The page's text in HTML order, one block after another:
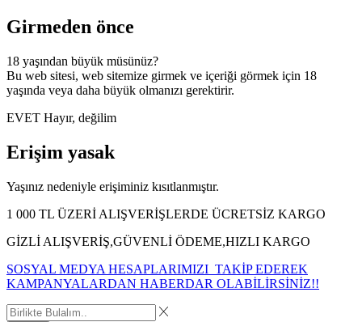
Girmeden önce
18 yaşından büyük müsünüz?
Bu web sitesi, web sitemize girmek ve içeriği görmek için 18
yaşında veya daha büyük olmanızı gerektirir.
EVET Hayır, değilim
Erişim yasak
Yaşınız nedeniyle erişiminiz kısıtlanmıştır.
1 000 TL ÜZERİ ALIŞVERİŞLERDE ÜCRETSİZ KARGO
GİZLİ ALIŞVERİŞ,GÜVENLİ ÖDEME,HIZLI KARGO
SOSYAL MEDYA HESAPLARIMIZI TAKİP EDEREK
KAMPANYALARDAN HABERDAR OLABİLİRSİNİZ!!